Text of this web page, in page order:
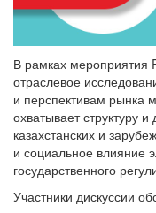
В рамках мероприятия
отраслевое
и перспективам рынка
охватывает структуру
казахстанских и
и социальное влияние
государственного
Участники дискуссии